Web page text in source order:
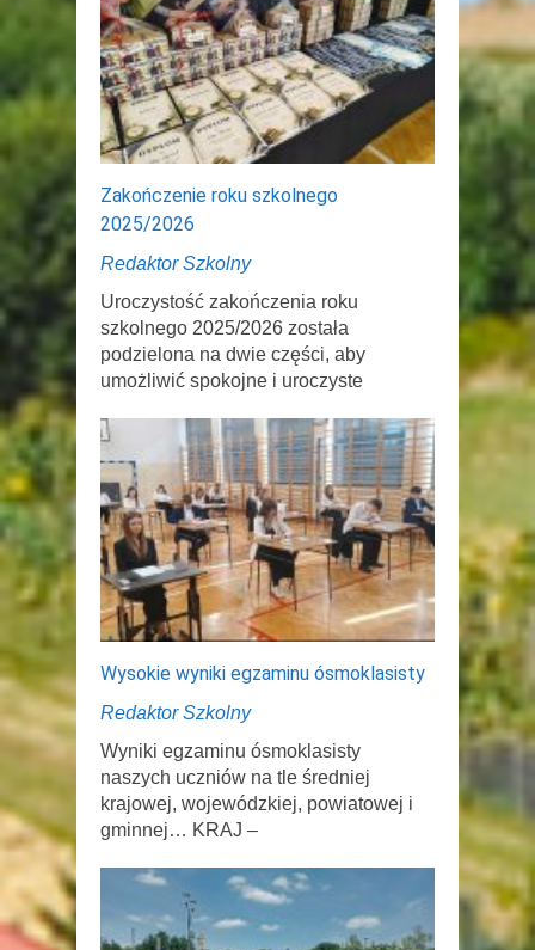
Zakończenie roku szkolnego
2025/2026
Redaktor Szkolny
Uroczystość zakończenia roku
szkolnego 2025/2026 została
podzielona na dwie części, aby
umożliwić spokojne i uroczyste
Wysokie wyniki egzaminu ósmoklasisty
Redaktor Szkolny
Wyniki egzaminu ósmoklasisty
naszych uczniów na tle średniej
krajowej, wojewódzkiej, powiatowej i
gminnej… KRAJ –